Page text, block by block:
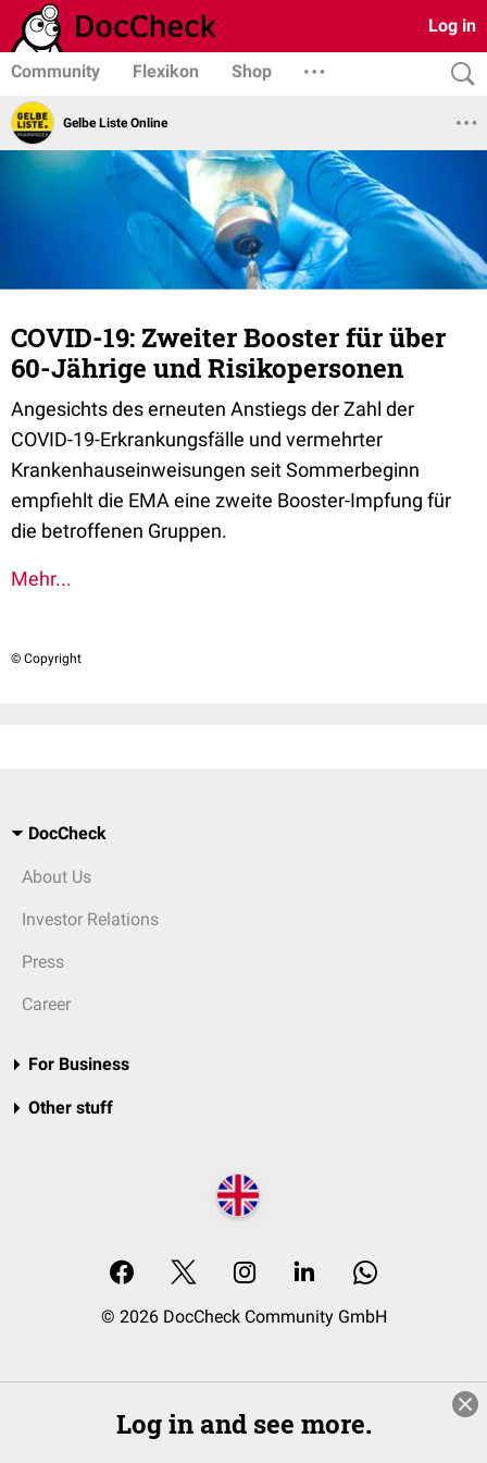
Log in
Community Flexikon Shop
Gelbe Liste Online
COVID-19: Zweiter Booster für über
60-Jährige und Risikopersonen
Angesichts des erneuten Anstiegs der Zahl der
COVID-19-Erkrankungsfälle und vermehrter
Krankenhauseinweisungen seit Sommerbeginn
empfiehlt die EMA eine zweite Booster-Impfung für
die betroffenen Gruppen.
Mehr...
© Copyright
DocCheck
About Us
Investor Relations
Press
Career
For Business
Other stuff
© 2026 DocCheck Community GmbH
Log in and see more.